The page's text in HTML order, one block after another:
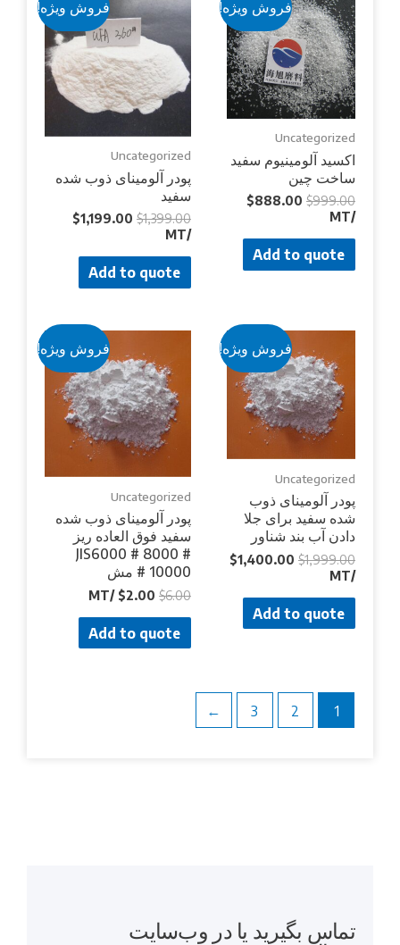
فروش ویژه!
Uncategorized
اکسید آلومینیوم سفید
ساخت چین
$999.00
$888.00
Add to quote
فروش ویژه!
Uncategorized
پودر آلومینای ذوب شده
سفید
$1,399.00
$1,199.00
Add to quote
فروش ویژه!
Uncategorized
پودر آلومینای ذوب
شده سفید برای جلا
دادن آب بند شناور
$1,999.00
$1,400.00
Add to quote
فروش ویژه!
Uncategorized
پودر آلومینای ذوب شده
سفید فوق العاده ریز
JIS6000 # 8000 #
10000 # مش
$
$2.00
/MT
Add to quote
تماس بگیرید یا در وب‌سایت